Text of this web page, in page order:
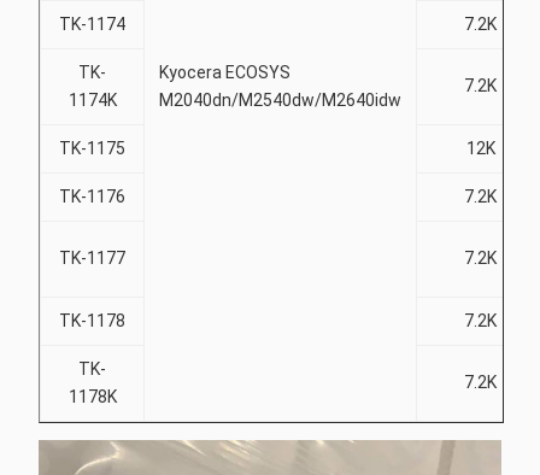
Kyocera ECOSYS
M2040dn/M2540dw/M2640idw
TK-1174 7.2K
TK-
1174K
7.2K
TK-1175 12K
TK-1176 7.2K
TK-1177 7.2K
TK-1178 7.2K
TK-
1178K
7.2K